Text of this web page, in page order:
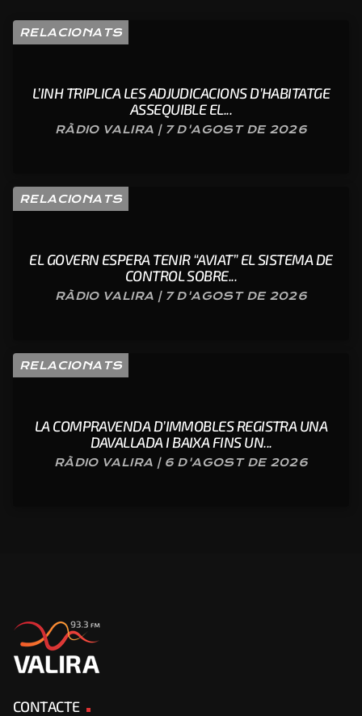
RELACIONATS
L’INH TRIPLICA LES ADJUDICACIONS D’HABITATGE
ASSEQUIBLE EL...
RÀDIO VALIRA | 7 D'AGOST DE 2026
RELACIONATS
EL GOVERN ESPERA TENIR “AVIAT” EL SISTEMA DE
CONTROL SOBRE...
RÀDIO VALIRA | 7 D'AGOST DE 2026
RELACIONATS
LA COMPRAVENDA D’IMMOBLES REGISTRA UNA
DAVALLADA I BAIXA FINS UN...
RÀDIO VALIRA | 6 D'AGOST DE 2026
CONTACTE